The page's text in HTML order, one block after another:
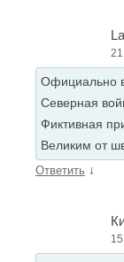
Официально
Северная
Фиктивная
Великим от
Ответить ↓